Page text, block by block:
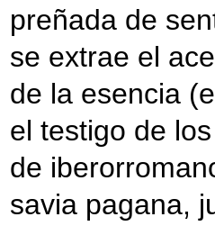
preñada de
se extrae el
de la esencia
el testigo de
de
savia pagana,